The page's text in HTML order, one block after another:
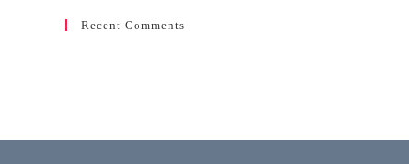
Recent Comments